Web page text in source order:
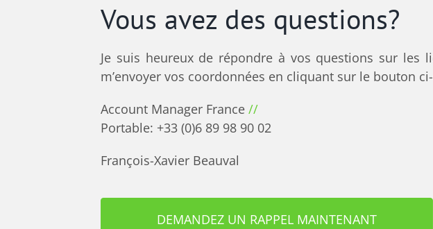
Vous avez des questions?
Je suis heureux de répondre à vos questions sur les
m’envoyer vos coordonnées en cliquant sur le bouton
Account Manager France//
Portable: +33 (0)6 89 98 90 02
François-Xavier Beauval
DEMANDEZ UN RAPPEL MAINTENANT